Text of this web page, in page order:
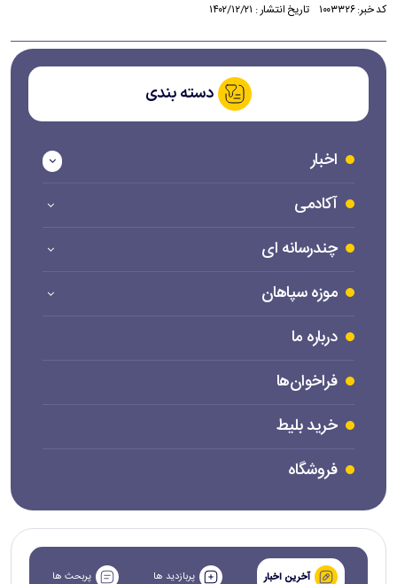
کد خبر: ۱۰۰۳۳۲۶ تاریخ انتشار : ۱۴۰۲/۱۲/۲۱
دسته بندی
اخبار
آکادمی
چندرسانه ای
موزه سپاهان
درباره ما
فراخوان‌ها
خرید بلیط
فروشگاه
آخرین اخبار پربازدید ها پربحث ها